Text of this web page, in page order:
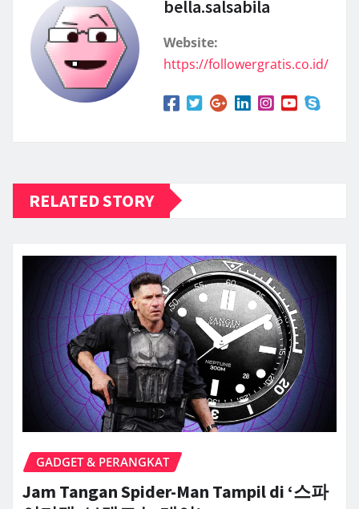
bella.salsabila
Website:
https://followergratis.co.id/
RELATED STORY
GADGET & PERANGKAT
Jam Tangan Spider-Man Tampil di ‘스파